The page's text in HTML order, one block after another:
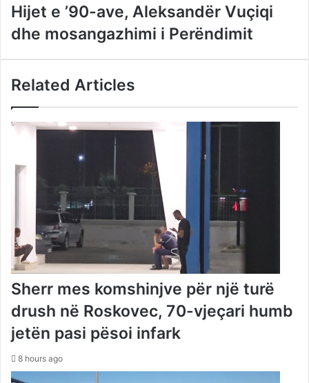
Hijet e ’90-ave, Aleksandër Vuçiqi
dhe mosangazhimi i Perëndimit
Related Articles
Sherr mes komshinjve për një turë
drush në Roskovec, 70-vjeçari humb
jetën pasi pësoi infark
8 hours ago